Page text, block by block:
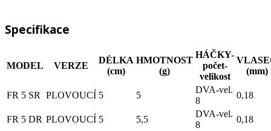
Specifikace
MODEL VERZE
DÉLKA
(cm)
HMOTNOST
(g)
HÁČKY-
počet-
velikost
(mm)
FR 5 SR PLOVOUCÍ 5 5
DVA-vel.
8
0,18
FR 5 DR PLOVOUCÍ 5 5,5
DVA-vel.
8
0,18